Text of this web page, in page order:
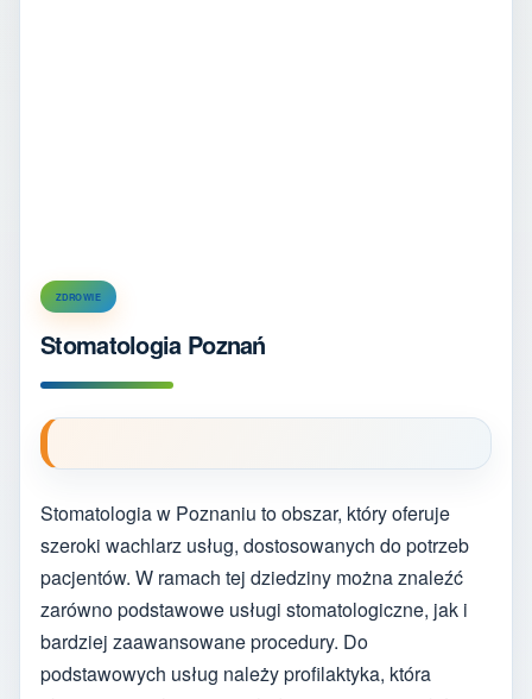
ZDROWIE
Stomatologia Poznań
Stomatologia w Poznaniu to obszar, który oferuje
szeroki wachlarz usług, dostosowanych do potrzeb
pacjentów. W ramach tej dziedziny można znaleźć
zarówno podstawowe usługi stomatologiczne, jak i
bardziej zaawansowane procedury. Do
podstawowych usług należy profilaktyka, która